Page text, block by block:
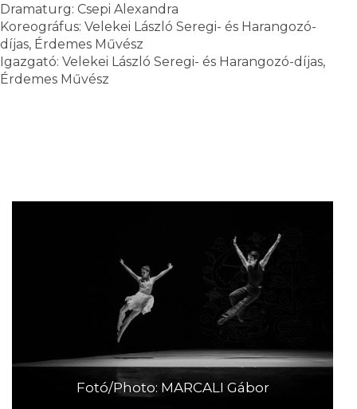
Dramaturg: Csepi Alexandra
Koreográfus: Velekei László Seregi- és Harangozó-
díjas, Érdemes Művész
Igazgató: Velekei László Seregi- és Harangozó-díjas,
Érdemes Művész
Fotó/Photo: MARCALI Gábor